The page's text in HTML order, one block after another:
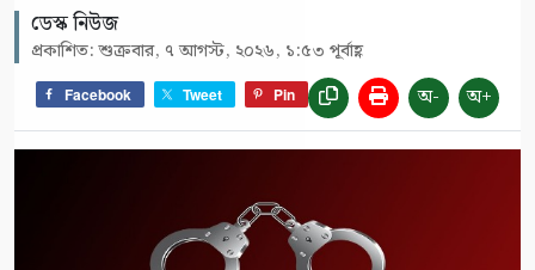
ডেস্ক নিউজ
প্রকাশিত: শুক্রবার, ৭ আগস্ট, ২০২৬, ১:৫৩ পূর্বাহ্ণ
Facebook Tweet Pin অ- অ+